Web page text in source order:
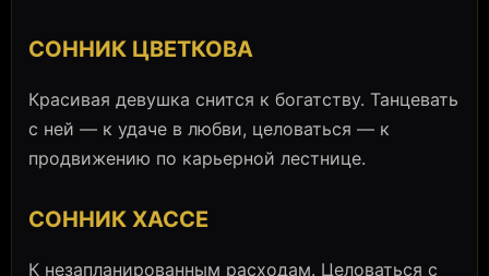
СОННИК ЦВЕТКОВА
Красивая девушка снится к богатству. Танцевать
с ней — к удаче в любви, целоваться — к
продвижению по карьерной лестнице.
СОННИК ХАССЕ
К незапланированным расходам. Целоваться с